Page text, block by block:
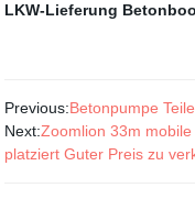
LKW-Lieferung
Previous:Betonpumpe
Next:Zoomlion 33m
platziert Guter Preis zu